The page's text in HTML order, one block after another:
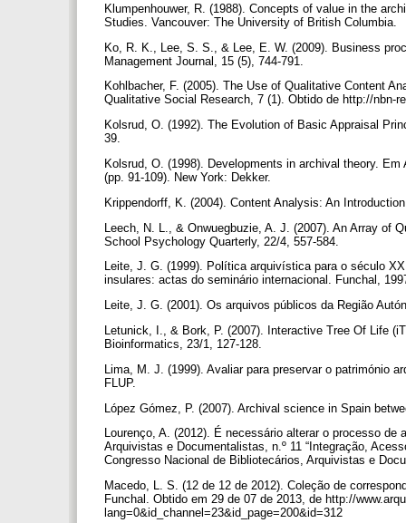
Klumpenhouwer, R. (1988). Concepts of value in the
Studies. Vancouver: The University of British Columbia.
Ko, R. K., Lee, S. S., & Lee, E. W. (2009). Business
Management Journal, 15 (5), 744-791.
Kohlbacher, F. (2005). The Use of Qualitative Content
Qualitative Social Research, 7 (1). Obtido de http://nbn-
Kolsrud, O. (1992). The Evolution of Basic Appraisal
39.
Kolsrud, O. (1998). Developments in archival theory.
(pp. 91-109). New York: Dekker.
Krippendorff, K. (2004). Content Analysis: An
Leech, N. L., & Onwuegbuzie, A. J. (2007). An Array of
School Psychology Quarterly, 22/4, 557-584.
Leite, J. G. (1999). Política arquivística para o século
insulares: actas do seminário internacional. Funchal,
Leite, J. G. (2001). Os arquivos públicos da Região
Letunick, I., & Bork, P. (2007). Interactive Tree Of Life
Bioinformatics, 23/1, 127-128.
Lima, M. J. (1999). Avaliar para preservar o património
FLUP.
López Gómez, P. (2007). Archival science in Spain
Lourenço, A. (2012). É necessário alterar o processo
Arquivistas e Documentalistas, n.º 11 “Integração,
Congresso Nacional de Bibliotecários, Arquivistas e
Macedo, L. S. (12 de 12 de 2012). Coleção de
Funchal. Obtido em 29 de 07 de 2013, de http://
lang=0&id_channel=23&id_page=200&id=312